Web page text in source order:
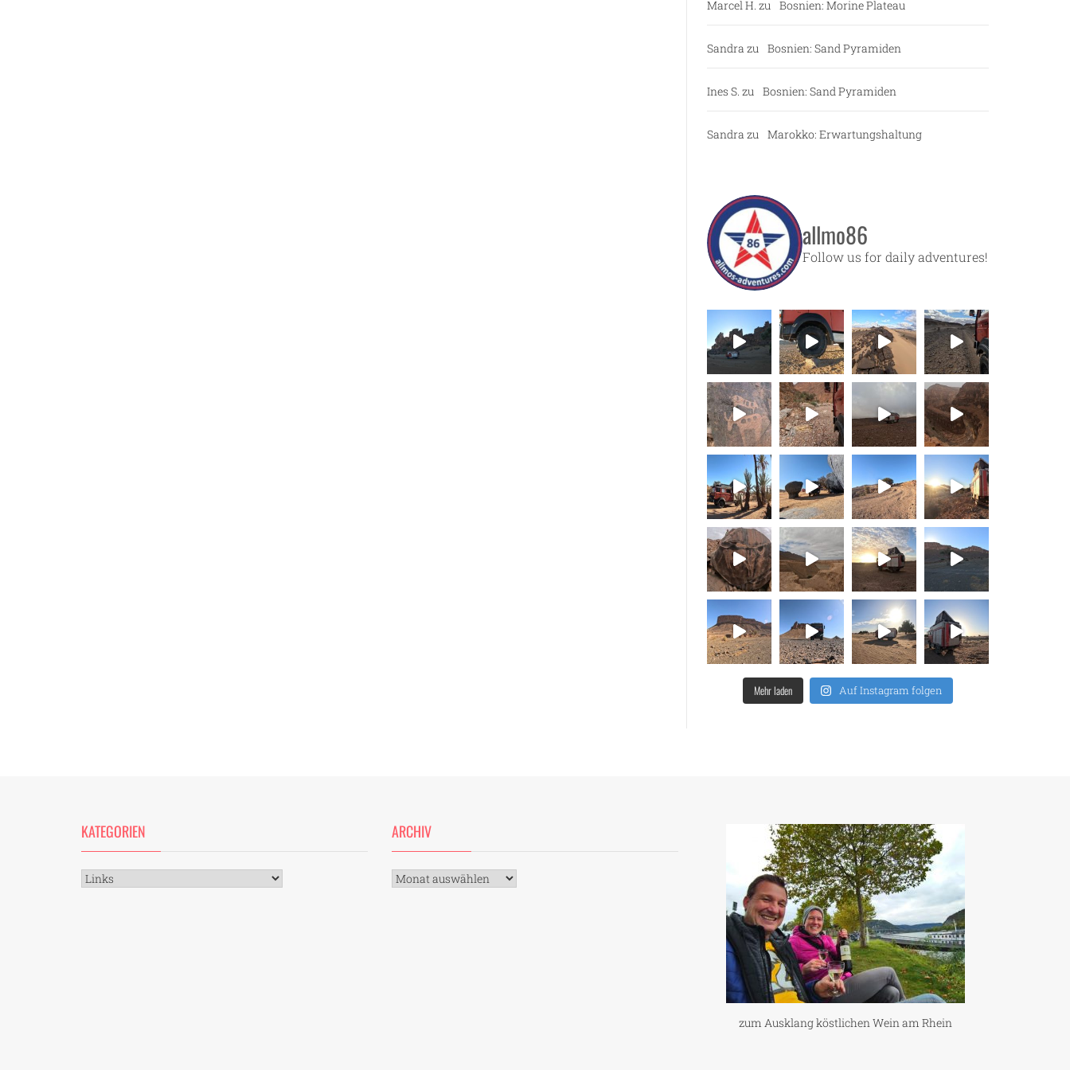
Marcel H. zu Bosnien: Morine Plateau
Sandra zu Bosnien: Sand Pyramiden
Ines S. zu Bosnien: Sand Pyramiden
Sandra zu Marokko: Erwartungshaltung
allmo86
Follow us for daily adventures!
Mehr laden Auf Instagram folgen
KATEGORIEN
Kategorien
ARCHIV
Archiv
zum Ausklang köstlichen Wein am Rhein